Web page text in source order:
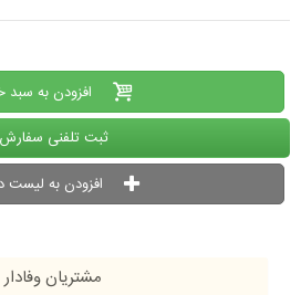
افزودن به سبد
ثبت تلفنی سفارش
افزودن به لیست
مشتریان وفادار